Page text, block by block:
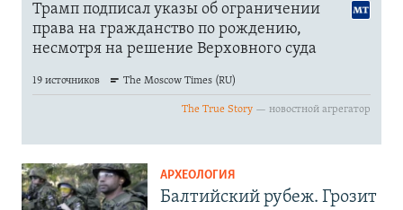
АРХЕОЛОГИЯ
Балтийский рубеж. Грозит